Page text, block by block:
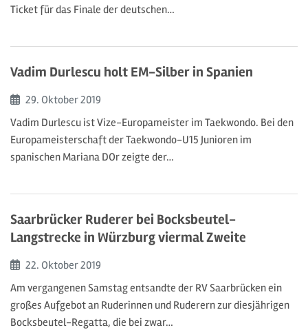
Ticket für das Finale der deutschen…
Vadim Durlescu holt EM-Silber in Spanien
Beginn:
29. Oktober2019
Vadim Durlescu ist Vize-Europameister im Taekwondo. Bei den
Europameisterschaft der Taekwondo-U15 Junioren im
spanischen Mariana DOr zeigte der…
Saarbrücker Ruderer bei Bocksbeutel-
Langstrecke in Würzburg viermal Zweite
Beginn:
22. Oktober2019
Am vergangenen Samstag entsandte der RV Saarbrücken ein
großes Aufgebot an Ruderinnen und Ruderern zur diesjährigen
Bocksbeutel-Regatta, die bei zwar…